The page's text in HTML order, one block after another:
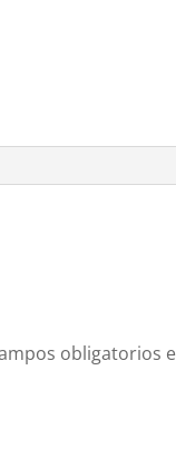
obligatorios